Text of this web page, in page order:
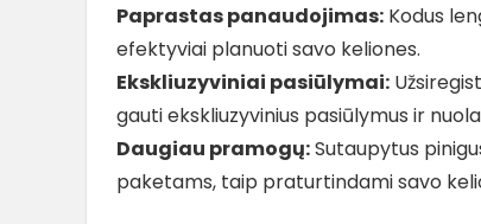
Paprastas panaudojimas: Kodus
efektyviai planuoti savo keliones.
Ekskliuzyviniai pasiūlymai:
gauti ekskliuzyvinius pasiūlymus ir
Daugiau pramogų:Sutaupytus
paketams, taip praturtindami savo